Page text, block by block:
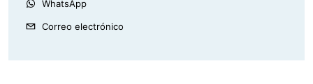
WhatsApp
Correo electrónico